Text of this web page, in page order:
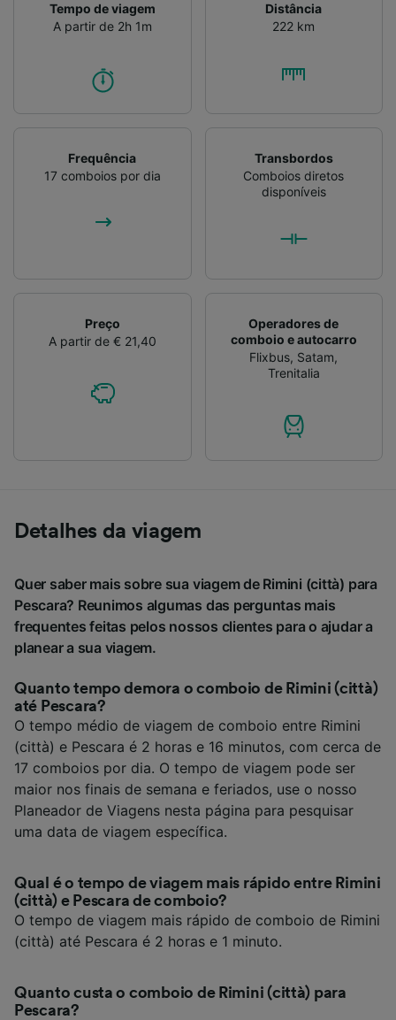
Tempo de viagem
A partir de 2h 1m
Distância
222 km
Frequência
17 comboios por dia
Transbordos
Comboios diretos
disponíveis
Preço
A partir de € 21,40
Operadores de
comboio e autocarro
Flixbus, Satam,
Trenitalia
Detalhes da viagem
Quer saber mais sobre sua viagem de Rimini (città) para
Pescara? Reunimos algumas das perguntas mais
frequentes feitas pelos nossos clientes para o ajudar a
planear a sua viagem.
Quanto tempo demora o comboio de Rimini (città)
até Pescara?
O tempo médio de viagem de comboio entre Rimini
(città) e Pescara é 2 horas e 16 minutos, com cerca de
17 comboios por dia. O tempo de viagem pode ser
maior nos finais de semana e feriados, use o nosso
Planeador de Viagens nesta página para pesquisar
uma data de viagem específica.
Qual é o tempo de viagem mais rápido entre Rimini
(città) e Pescara de comboio?
O tempo de viagem mais rápido de comboio de Rimini
(città) até Pescara é 2 horas e 1 minuto.
Quanto custa o comboio de Rimini (città) para
Pescara?